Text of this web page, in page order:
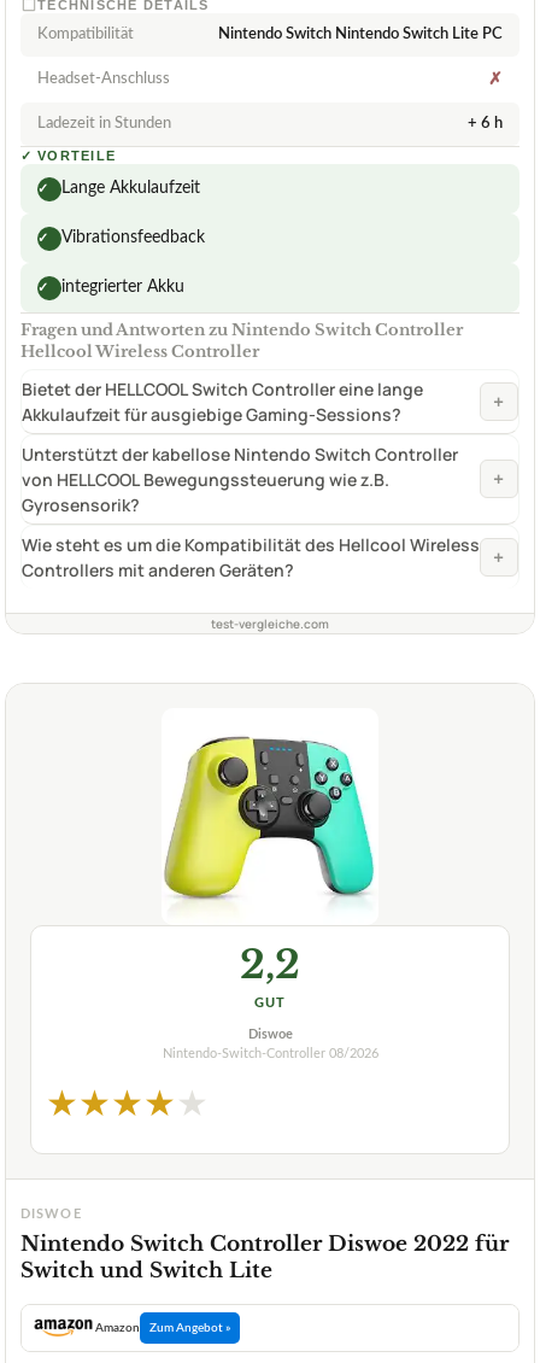
TECHNISCHE DETAILS
Kompatibilität Nintendo Switch Nintendo Switch Lite PC
Headset-Anschluss ✗
Ladezeit in Stunden + 6 h
✓ VORTEILE
✓ Lange Akkulaufzeit
✓ Vibrationsfeedback
✓ integrierter Akku
Fragen und Antworten zu Nintendo Switch Controller
Hellcool Wireless Controller
Bietet der HELLCOOL Switch Controller eine lange
Akkulaufzeit für ausgiebige Gaming-Sessions?
+
Unterstützt der kabellose Nintendo Switch Controller
von HELLCOOL Bewegungssteuerung wie z.B.
Gyrosensorik?
+
Wie steht es um die Kompatibilität des Hellcool Wireless
Controllers mit anderen Geräten?
+
test-vergleiche.com
2,2
GUT
Diswoe
Nintendo-Switch-Controller 08/2026
★★★★★
DISWOE
Nintendo Switch Controller Diswoe 2022 für
Switch und Switch Lite
Amazon Zum Angebot »